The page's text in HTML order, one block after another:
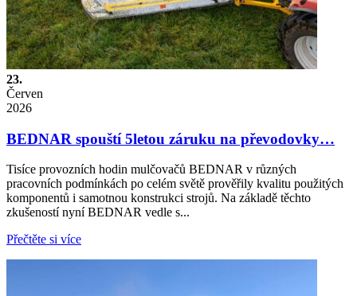
23.
Červen
2026
BEDNAR spouští 5letou záruku na převodovky…
Tisíce provozních hodin mulčovačů BEDNAR v různých
pracovních podmínkách po celém světě prověřily kvalitu použitých
komponentů i samotnou konstrukci strojů. Na základě těchto
zkušeností nyní BEDNAR vedle s...
Přečtěte si více